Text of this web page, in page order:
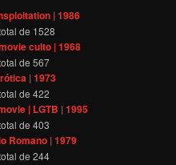
| 1986
de 1528
culto | 1968
de567
| 1973
de422
| LGTB | 1995
de403
Romano | 1979
de244